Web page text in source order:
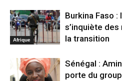
Afrique
Burkina Faso
s’inquiète
la transition
Sénégal :
porte du